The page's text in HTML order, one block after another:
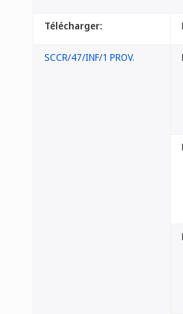
Télécharger:
SCCR/47/INF/1 PROV.